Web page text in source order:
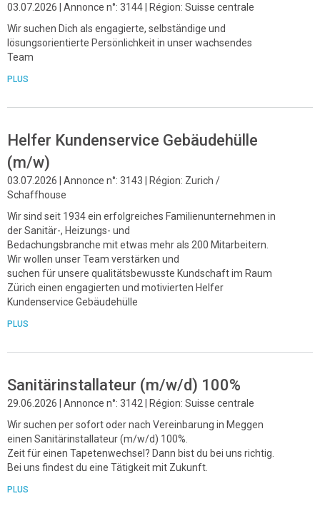
03.07.2026 | Annonce n°: 3144 | Région: Suisse centrale
Wir suchen Dich als engagierte, selbständige und
lösungsorientierte Persönlichkeit in unser wachsendes
Team
PLUS
Helfer Kundenservice Gebäudehülle
(m/w)
03.07.2026 | Annonce n°: 3143 | Région: Zurich /
Schaffhouse
Wir sind seit 1934 ein erfolgreiches Familienunternehmen in
der Sanitär-, Heizungs- und
Bedachungsbranche mit etwas mehr als 200 Mitarbeitern.
Wir wollen unser Team verstärken und
suchen für unsere qualitätsbewusste Kundschaft im Raum
Zürich einen engagierten und motivierten Helfer
Kundenservice Gebäudehülle
PLUS
Sanitärinstallateur (m/w/d) 100%
29.06.2026 | Annonce n°: 3142 | Région: Suisse centrale
Wir suchen per sofort oder nach Vereinbarung in Meggen
einen Sanitärinstallateur (m/w/d) 100%.
Zeit für einen Tapetenwechsel? Dann bist du bei uns richtig.
Bei uns findest du eine Tätigkeit mit Zukunft.
PLUS